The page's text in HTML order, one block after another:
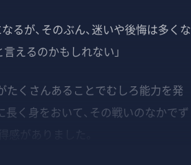
るが、そのぶん、迷いや後悔は多くな
えるのかもしれない」
たくさんあることでむしろ能力を発
く身をおいて、その戦いのなかでず